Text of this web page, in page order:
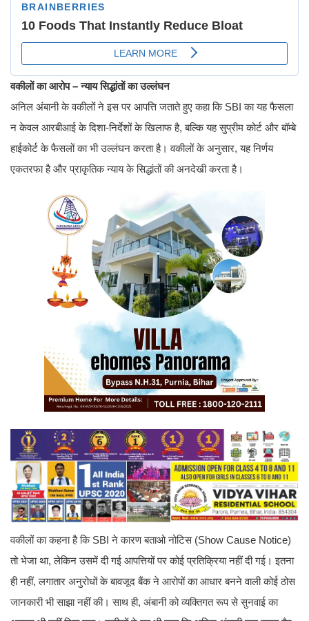
वकीलों का आरोप – न्याय सिद्धांतों का उल्लंघन
अनिल अंबानी के वकीलों ने इस पर आपत्ति जताते हुए कहा कि SBI का यह फैसला
न केवल आरबीआई के दिशा-निर्देशों के खिलाफ है, बल्कि यह सुप्रीम कोर्ट और बॉम्बे
हाईकोर्ट के फैसलों का भी उल्लंघन करता है। वकीलों के अनुसार, यह निर्णय
एकतरफा है और प्राकृतिक न्याय के सिद्धांतों की अनदेखी करता है।
वकीलों का कहना है कि SBI ने कारण बताओ नोटिस (Show Cause Notice)
तो भेजा था, लेकिन उसमें दी गई आपत्तियों पर कोई प्रतिक्रिया नहीं दी गई। इतना
ही नहीं, लगातार अनुरोधों के बावजूद बैंक ने आरोपों का आधार बनने वाली कोई ठोस
जानकारी भी साझा नहीं की। साथ ही, अंबानी को व्यक्तिगत रूप से सुनवाई का